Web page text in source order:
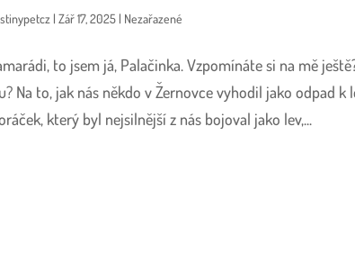
|Zář 17, 2025 | Nezařazené
to jsem já, Palačinka. Vzpomínáte si na mě
Na to, jak nás někdo v Žernovce vyhodil jako odpad k
který byl nejsilnější z nás bojoval jako lev,...